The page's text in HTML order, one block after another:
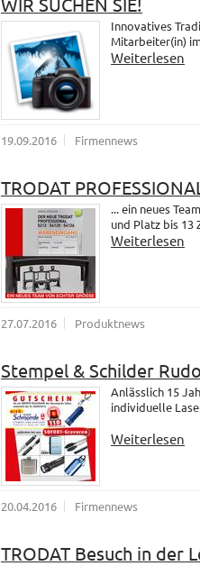
Innovatives
Mitarbeiter(in)
Weiterlesen
19.09.2016 Firmennews
TRODAT
... ein neues
und Platz bis 13
Weiterlesen
27.07.2016 Produktnews
Stempel & Schilder
Anlässlich 15
individuelle
Weiterlesen
20.04.2016 Firmennews
TRODAT Besuch in der